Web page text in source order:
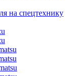
на спецтехнику